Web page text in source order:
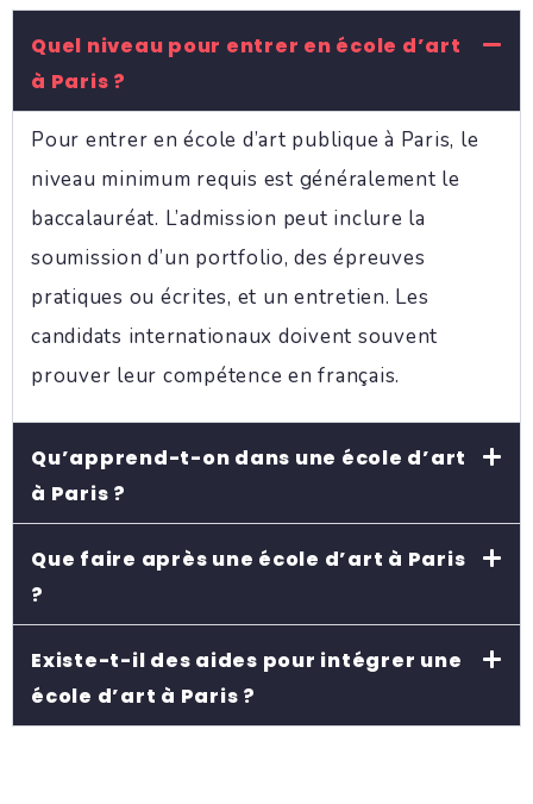
Quel niveau pour entrer en école d’art
à Paris ?
Pour entrer en école d’art publique à Paris, le
niveau minimum requis est généralement le
baccalauréat. L’admission peut inclure la
soumission d’un portfolio, des épreuves
pratiques ou écrites, et un entretien. Les
candidats internationaux doivent souvent
prouver leur compétence en français.
Qu’apprend-t-on dans une école d’art
à Paris ?
Que faire après une école d’art à Paris
?
Existe-t-il des aides pour intégrer une
école d’art à Paris ?